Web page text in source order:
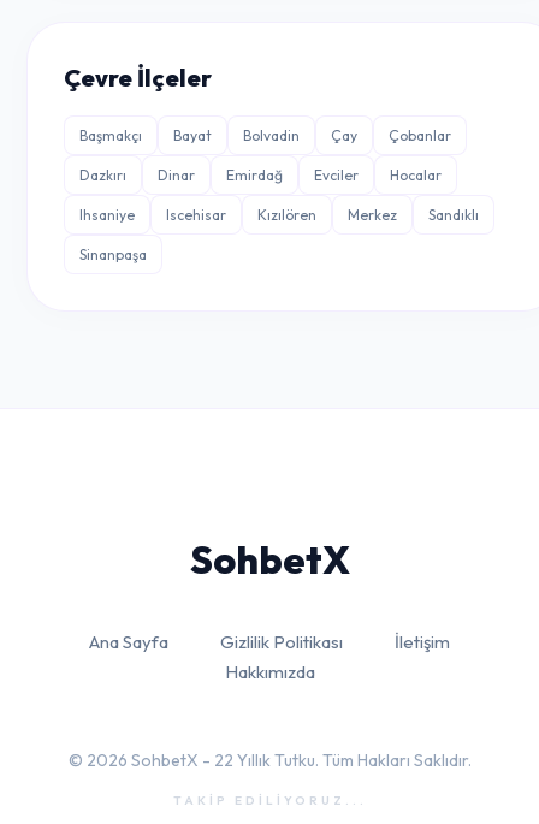
Çevre İlçeler
Başmakçı Bayat Bolvadin Çay Çobanlar
Dazkırı Dinar Emirdağ Evciler Hocalar
Ihsaniye Iscehisar Kızılören Merkez Sandıklı
Sinanpaşa
SohbetX
Ana Sayfa Gizlilik Politikası
İletişim
Hakkımızda
© 2026 SohbetX - 22 Yıllık Tutku. Tüm Hakları Saklıdır.
TAKİP EDİLİYORUZ...